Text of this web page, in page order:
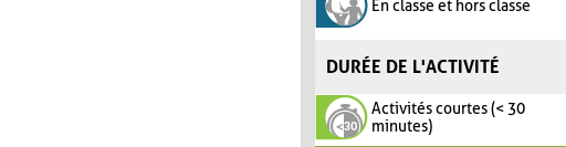
En classe et hors classe
DURÉE DE L'ACTIVITÉ
Activités courtes (< 30
minutes)